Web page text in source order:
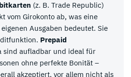
(z. B. Trade Republic)
vom Girokonto ab, was eine
Ausgaben bedeutet. Sie
Prepaid
sind aufladbar und ideal für
ohne perfekte Bonität –
akzeptiert, vor allem nicht als